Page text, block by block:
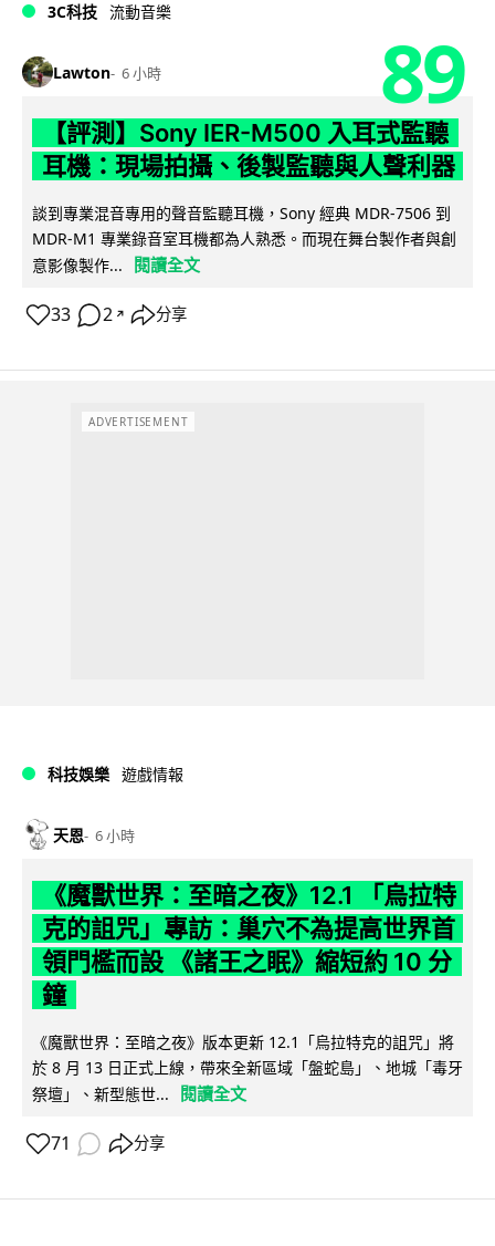
3C科技 流動音樂
Lawton 6 小時 89
【評測】Sony IER-M500 入耳式監聽
耳機：現場拍攝、後製監聽與人聲利器
談到專業混音專用的聲音監聽耳機，Sony 經典 MDR-7506 到
MDR-M1 專業錄音室耳機都為人熟悉。而現在舞台製作者與創
意影像製作...
閱讀全文
33 2 ↗ 分享
ADVERTISEMENT
科技娛樂 遊戲情報
天恩 6 小時
《魔獸世界：至暗之夜》12.1 「烏拉特
克的詛咒」專訪：巢穴不為提高世界首
領門檻而設 《諸王之眠》縮短約 10 分
鐘
《魔獸世界：至暗之夜》版本更新 12.1「烏拉特克的詛咒」將
於 8 月 13 日正式上線，帶來全新區域「盤蛇島」、地城「毒牙
祭壇」、新型態世...
閱讀全文
71 分享